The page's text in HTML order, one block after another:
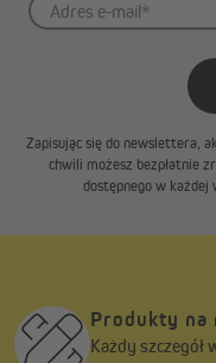
Zapisując się do newslettera,
chwili możesz bezpłatnie
dostępnego w każdej
Produkty na
Każdy szczegół